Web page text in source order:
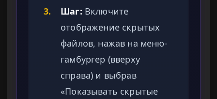
3. Шаг: Включите
отображение скрытых
файлов, нажав на меню-
гамбургер (вверху
справа) и выбрав
«Показывать скрытые